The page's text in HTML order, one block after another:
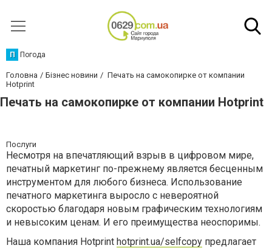
П Погода
Головна Бізнес новини
Печать на самокопирке от компании
Hotprint
Печать на самокопирке от компании Hotprint
Послуги
Несмотря на впечатляющий взрыв в цифровом мире,
печатный маркетинг по-прежнему является бесценным
инструментом для любого бизнеса. Использование
печатного маркетинга выросло с невероятной
скоростью благодаря новым графическим технологиям
и невысоким ценам. И его преимущества неоспоримы.
Наша компания Hotprint hotprint.ua/selfcopy предлагает